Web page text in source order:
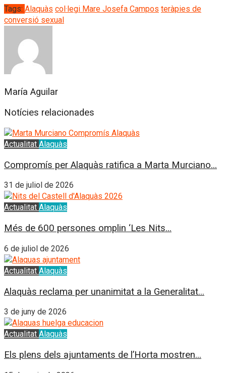
Tags: Alaquàs col·legi Mare Josefa Campos teràpies de
conversió sexual
María Aguilar
Notícies relacionades
Actualitat Alaquàs
Compromís per Alaquàs ratifica a Marta Murciano...
31 de juliol de 2026
Actualitat Alaquàs
Més de 600 persones omplin ‘Les Nits...
6 de juliol de 2026
Actualitat Alaquàs
Alaquàs reclama per unanimitat a la Generalitat...
3 de juny de 2026
Actualitat Alaquàs
Els plens dels ajuntaments de l’Horta mostren...